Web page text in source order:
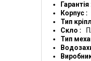
Гарантія
Корпус
Тип
Скло
Тип